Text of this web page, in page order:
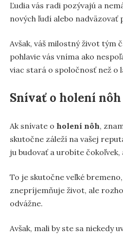
Ľudia vás radi pozývajú a
nových ľudí alebo nadväzovať
Avšak, váš milostný život tým
pohlavie vás vníma ako
viac stará o spoločnosť než o
Snívať o holení nôh
Ak snívate o holení nôh,
skutočne záleží na vašej
ju budovať a urobíte čokoľvek,
To je skutočne veľké
znepríjemňuje život, ale
odvážne.
Avšak, mali by ste sa niekedy